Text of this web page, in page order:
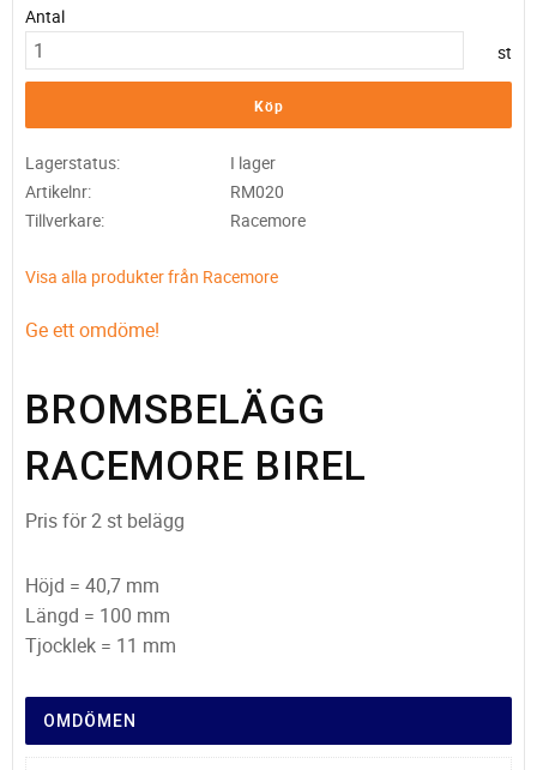
Antal
st
Köp
Lagerstatus
I lager
Artikelnr
RM020
Tillverkare
Racemore
Visa alla produkter från Racemore
Ge ett omdöme!
BROMSBELÄGG
RACEMORE BIREL
Pris för 2 st belägg
Höjd = 40,7 mm
Längd = 100 mm
Tjocklek = 11 mm
OMDÖMEN